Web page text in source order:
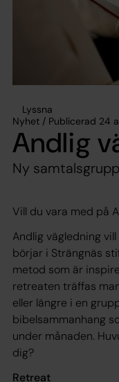
Lyssna
Nyhet / Publicerad 24
Andlig
Ny
Vill du vara med på
Andlig vägledning
börjar i Strängnäs
metod som är
retreaten träffas
eller längre i en
bibelsammanhang
under månaden.
dig?
Retreat